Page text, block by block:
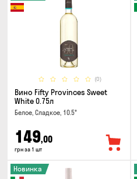
(0)
Вино Fifty Provinces Sweet
White 0.75л
Белое, Сладкое, 10.5°
149,00
грн за 1 шт
Новинка